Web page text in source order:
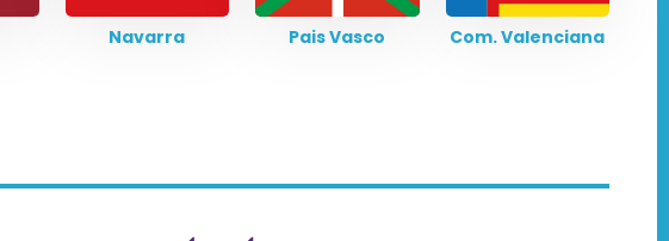
Navarra Pais Vasco Com. Valenciana